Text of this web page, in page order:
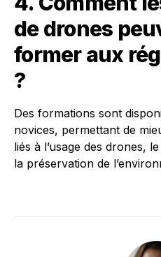
de drones
former aux
?
Des formations sont
novices, permettant de
liés à l’usage des drones,
la préservation de